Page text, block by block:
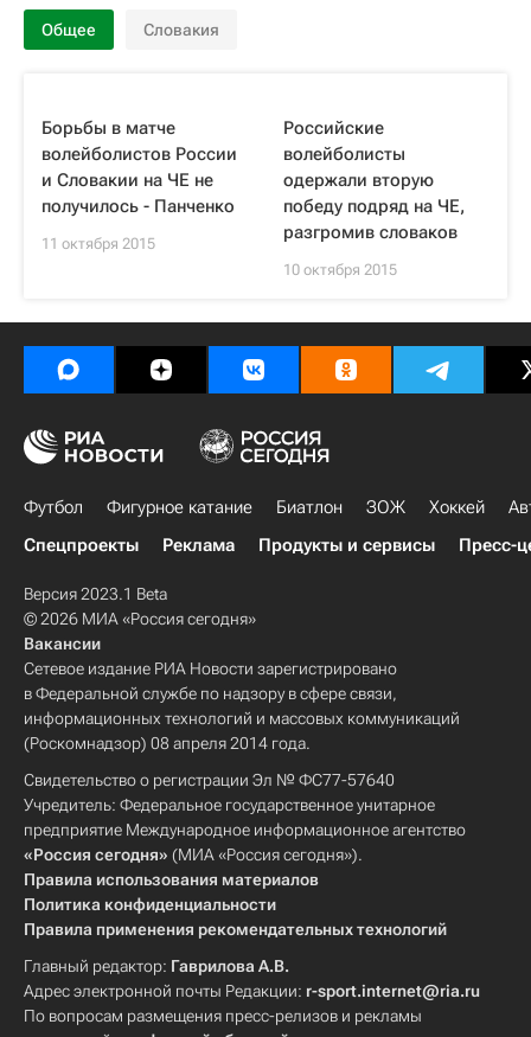
Общее Словакия
Борьбы в матче
волейболистов России
и Словакии на ЧЕ не
получилось - Панченко
11 октября 2015
Российские
волейболисты
одержали вторую
победу подряд на ЧЕ,
разгромив словаков
10 октября 2015
Футбол Фигурное катание Биатлон ЗОЖ Хоккей
Спецпроекты
Реклама Продукты и сервисы Пресс-
Версия 2023.1 Beta
© 2026 МИА «Россия сегодня»
Вакансии
Сетевое издание РИА Новости зарегистрировано
в Федеральной службе по надзору в сфере связи,
информационных технологий и массовых коммуникаций
(Роскомнадзор) 08 апреля 2014 года.
Свидетельство о регистрации Эл № ФС77-57640
Учредитель: Федеральное государственное унитарное
предприятие Международное информационное агентство
«Россия сегодня» (МИА «Россия сегодня»).
Правила использования материалов
Политика конфиденциальности
Правила применения рекомендательных технологий
Главный редактор: Гаврилова А.В.
Адрес электронной почты Редакции: r-sport.internet@ria.ru
По вопросам размещения пресс-релизов и рекламы